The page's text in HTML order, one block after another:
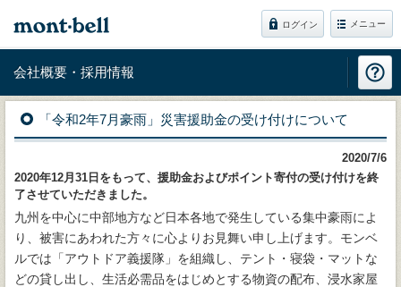
ログイン メニュー
会社概要・採用情報
「令和2年7月豪雨」災害援助金の受け付けについて
2020/7/6
2020年12月31日をもって、援助金およびポイント寄付の受け付けを終
了させていただきました。
九州を中心に中部地方など日本各地で発生している集中豪雨によ
り、被害にあわれた方々に心よりお見舞い申し上げます。モンベ
ルでは「アウトドア義援隊」を組織し、テント・寝袋・マットな
どの貸し出し、生活必需品をはじめとする物資の配布、浸水家屋